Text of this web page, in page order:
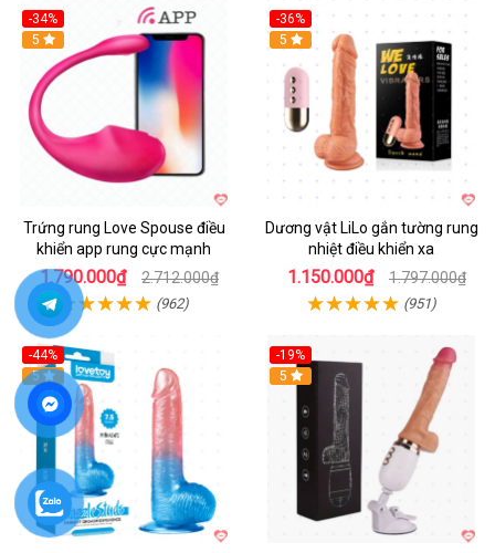
-34%
5
Trứng rung Love Spouse điều
khiển app rung cực mạnh
1.790.000₫ 2.712.000₫
(962)
-36%
5
Dương vật LiLo gắn tường rung
nhiệt điều khiển xa
1.150.000₫ 1.797.000₫
(951)
-44%
Hot
5
-19%
Hot
5